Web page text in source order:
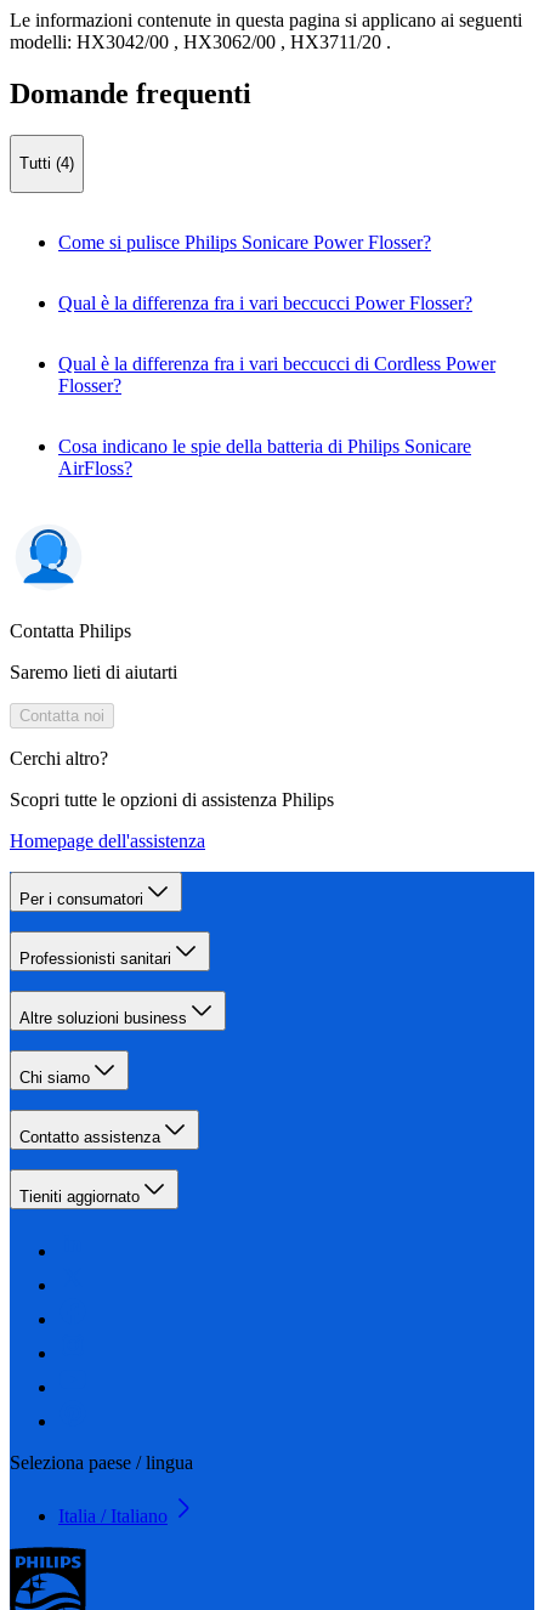
Le informazioni contenute in questa pagina si applicano ai seguenti
modelli: HX3042/00 , HX3062/00 , HX3711/20 .
Domande frequenti
Tutti (4)
Come si pulisce Philips Sonicare Power Flosser?
Qual è la differenza fra i vari beccucci Power Flosser?
Qual è la differenza fra i vari beccucci di Cordless Power
Flosser?
Cosa indicano le spie della batteria di Philips Sonicare
AirFloss?
Contatta Philips
Saremo lieti di aiutarti
Contatta noi
Cerchi altro?
Scopri tutte le opzioni di assistenza Philips
Homepage dell'assistenza
Per i consumatori
Professionisti sanitari
Altre soluzioni business
Chi siamo
Contatto assistenza
Tieniti aggiornato
Seleziona paese / lingua
Italia / Italiano